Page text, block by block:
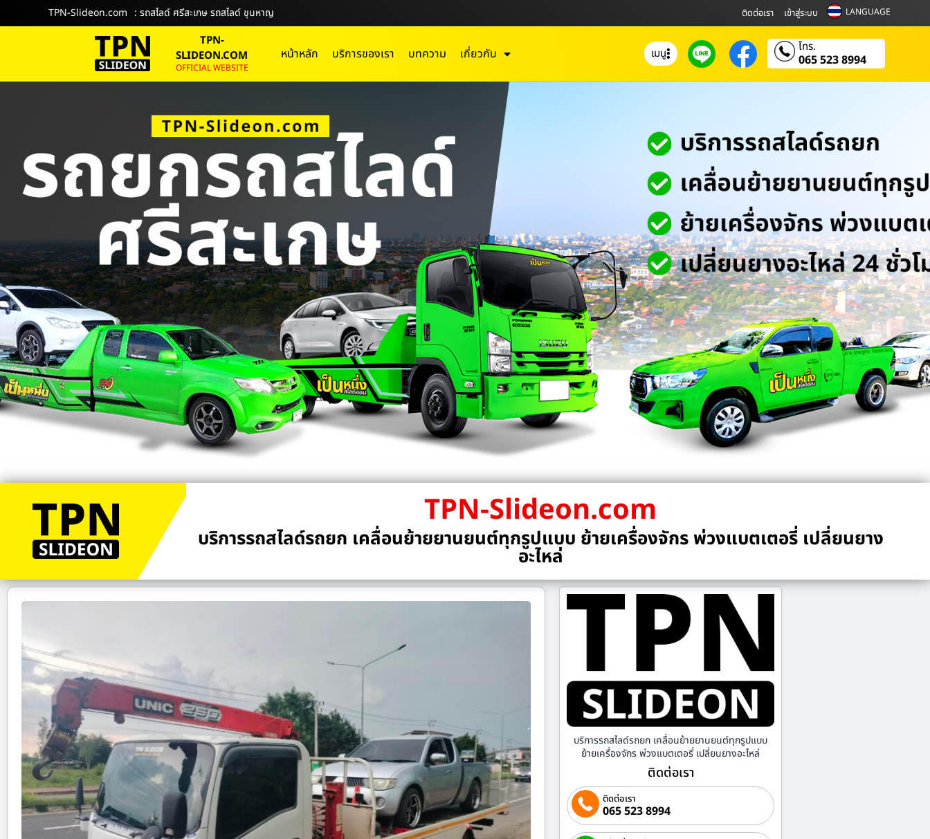
TPN-Slideon.com : รถสไลด์ ศรีสะเกษ รถสไลด์ ขุนหาญ ติดต่อเรา เข้าสู่ระบบ LANGUAGE
TPN-
SLIDEON.COM
OFFICIAL WEBSITE
หน้าหลัก บริการของเรา บทความ เกี่ยวกับ เมนู โทร.
065 523 8994
TPN-Slideon.com
บริการรถสไลด์รถยก เคลื่อนย้ายยานยนต์ทุกรูปแบบ ย้ายเครื่องจักร พ่วงแบตเตอรี่ เปลี่ยนยาง
อะไหล่
บริการรถสไลด์รถยก เคลื่อนย้ายยานยนต์ทุกรูปแบบ
ย้ายเครื่องจักร พ่วงแบตเตอรี่ เปลี่ยนยางอะไหล่
ติดต่อเรา
ติดต่อเรา
065 523 8994